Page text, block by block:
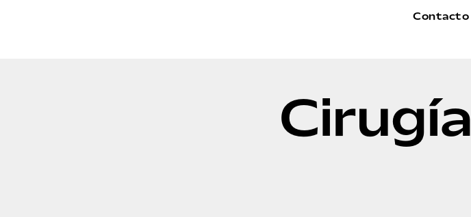
Contacto
Cirugía